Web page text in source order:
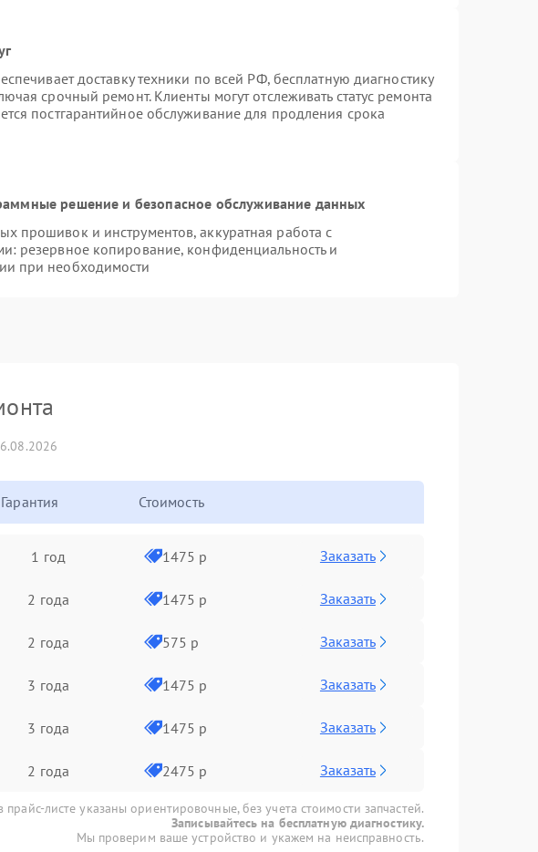
доставку техники по всей РФ, бесплатную диагностику
срочный ремонт. Клиенты могут отслеживать статус ремонта
постгарантийное обслуживание для продления срока
решение и безопасное обслуживание данных
прошивок и инструментов, аккуратная работа с
резервное копирование, конфиденциальность и
при необходимости
Гарантия Стоимость
1 год 1475 р Заказать
2 года 1475 р Заказать
2 года 575 р Заказать
3 года 1475 р Заказать
3 года 1475 р Заказать
2 года 2475 р Заказать
прайс-листе указаны ориентировочные, без учета стоимости запчастей.
Записывайтесь на бесплатную диагностику.
Мы проверим ваше устройство и укажем на неисправность.